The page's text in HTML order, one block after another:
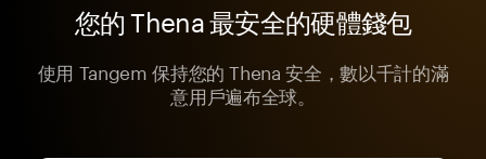
您的 Thena 最安全的硬體錢包
使用 Tangem 保持您的 Thena 安全，數以千計的滿
意用戶遍布全球。